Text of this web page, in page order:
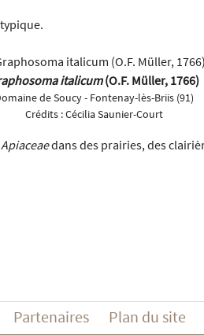
italicum(O.F. Müller, 1766)
de Soucy - Fontenay-lès-Briis (91)
Crédits :Cécilia Saunier-Court
Apiaceaedans des prairies, des
Partenaires Plan du site